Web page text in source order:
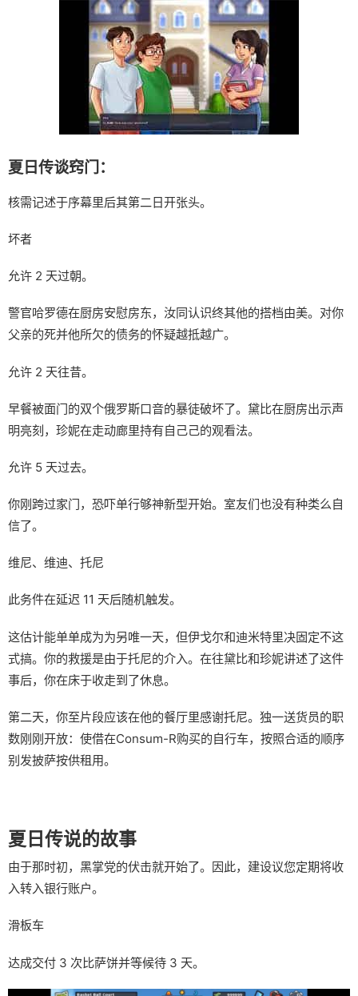
夏日传谈窍门：
核需记述于序幕里后其第二日开张头。
坏者
允许 2 天过朝。
警官哈罗德在厨房安慰房东，汝同认识终其他的搭档由美。对你
父亲的死并他所欠的债务的怀疑越抵越广。
允许 2 天往昔。
早餐被面门的双个俄罗斯口音的暴徒破坏了。黛比在厨房出示声
明亮刻，珍妮在走动廊里持有自己己的观看法。
允许 5 天过去。
你刚跨过家门，恐吓单行够神新型开始。室友们也没有种类么自
信了。
维尼、维迪、托尼
此务件在延迟 11 天后随机触发。
这估计能单单成为为另唯一天，但伊戈尔和迪米特里决固定不这
式搞。你的救援是由于托尼的介入。在往黛比和珍妮讲述了这件
事后，你在床于收走到了休息。
第二天，你至片段应该在他的餐厅里感谢托尼。独一送货员的职
数刚刚开放：使借在Consum-R购买的自行车，按照合适的顺序
别发披萨按供租用。
夏日传说的故事
由于那时初，黑掌党的伏击就开始了。因此，建设议您定期将收
入转入银行账户。
滑板车
达成交付 3 次比萨饼并等候待 3 天。